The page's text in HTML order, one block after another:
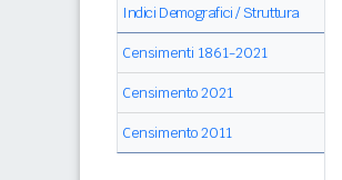
Indici Demografici / Struttura
Censimenti 1861-2021
Censimento 2021
Censimento 2011